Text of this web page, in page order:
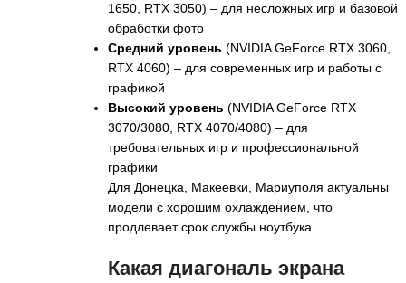
1650, RTX 3050) – для несложных игр и базовой
обработки фото
Средний уровень (NVIDIA GeForce RTX 3060,
RTX 4060) – для современных игр и работы с
графикой
Высокий уровень (NVIDIA GeForce RTX
3070/3080, RTX 4070/4080) – для
требовательных игр и профессиональной
графики
Для Донецка, Макеевки, Мариуполя актуальны
модели с хорошим охлаждением, что
продлевает срок службы ноутбука.
Какая диагональ экрана